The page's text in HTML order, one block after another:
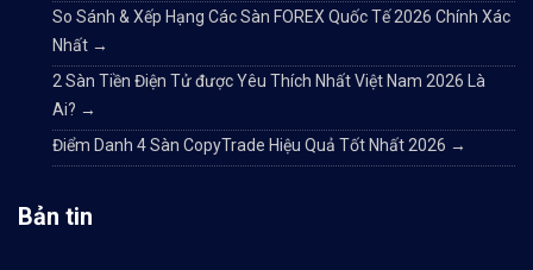
So Sánh & Xếp Hạng Các Sàn FOREX Quốc Tế 2026 Chính Xác
Nhất →
2 Sàn Tiền Điện Tử được Yêu Thích Nhất Việt Nam 2026 Là
Ai? →
Điểm Danh 4 Sàn CopyTrade Hiệu Quả Tốt Nhất 2026 →
Bản tin